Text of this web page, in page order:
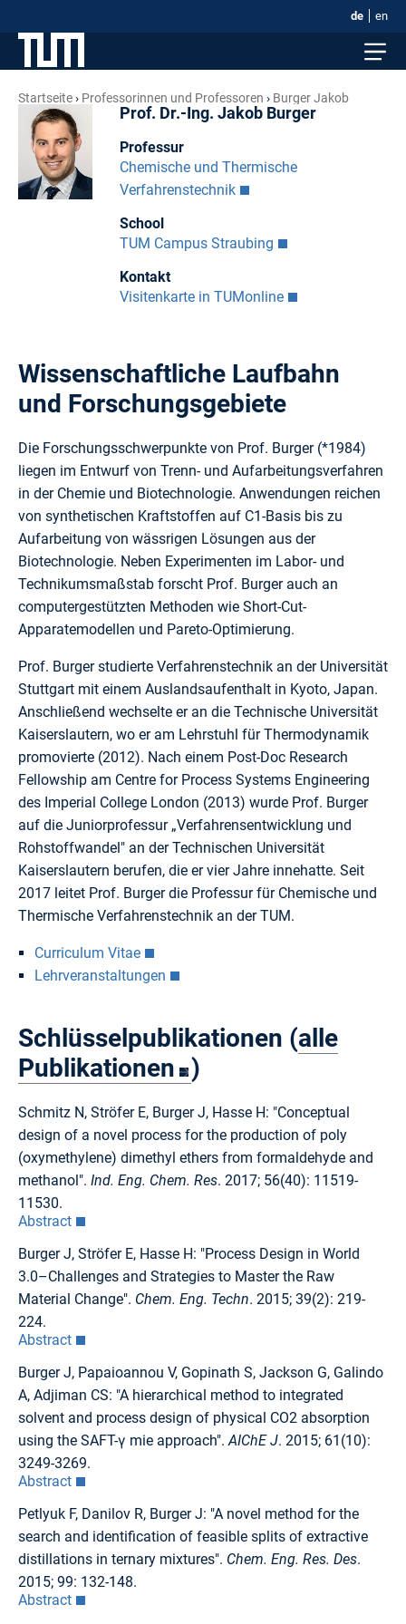
de en
Startseite Professorinnen und Professoren Burger Jakob
Prof. Dr.-Ing. Jakob Burger
Professur
Chemische und Thermische
Verfahrenstechnik
School
TUM Campus Straubing
Kontakt
Visitenkarte in TUMonline
Wissenschaftliche Laufbahn
und Forschungsgebiete
Die Forschungsschwerpunkte von Prof. Burger (*1984)
liegen im Entwurf von Trenn- und Aufarbeitungsverfahren
in der Chemie und Biotechnologie. Anwendungen reichen
von synthetischen Kraftstoffen auf C1-Basis bis zu
Aufarbeitung von wässrigen Lösungen aus der
Biotechnologie. Neben Experimenten im Labor- und
Technikumsmaßstab forscht Prof. Burger auch an
computergestützten Methoden wie Short-Cut-
Apparatemodellen und Pareto-Optimierung.
Prof. Burger studierte Verfahrenstechnik an der Universität
Stuttgart mit einem Auslandsaufenthalt in Kyoto, Japan.
Anschließend wechselte er an die Technische Universität
Kaiserslautern, wo er am Lehrstuhl für Thermodynamik
promovierte (2012). Nach einem Post-Doc Research
Fellowship am Centre for Process Systems Engineering
des Imperial College London (2013) wurde Prof. Burger
auf die Juniorprofessur „Verfahrensentwicklung und
Rohstoffwandel" an der Technischen Universität
Kaiserslautern berufen, die er vier Jahre innehatte. Seit
2017 leitet Prof. Burger die Professur für Chemische und
Thermische Verfahrenstechnik an der TUM.
Curriculum Vitae
Lehrveranstaltungen
Schlüsselpublikationen (alle
Publikationen )
Schmitz N, Ströfer E, Burger J, Hasse H: "Conceptual
design of a novel process for the production of poly
(oxymethylene) dimethyl ethers from formaldehyde and
methanol". Ind. Eng. Chem. Res. 2017; 56(40): 11519-
11530.
Abstract
Burger J, Ströfer E, Hasse H: "Process Design in World
3.0–Challenges and Strategies to Master the Raw
Material Change". Chem. Eng. Techn. 2015; 39(2): 219-
224.
Abstract
Burger J, Papaioannou V, Gopinath S, Jackson G, Galindo
A, Adjiman CS: "A hierarchical method to integrated
solvent and process design of physical CO2 absorption
using the SAFT-γ mie approach". AIChE J. 2015; 61(10):
3249-3269.
Abstract
Petlyuk F, Danilov R, Burger J: "A novel method for the
search and identification of feasible splits of extractive
distillations in ternary mixtures". Chem. Eng. Res. Des.
2015; 99: 132-148.
Abstract